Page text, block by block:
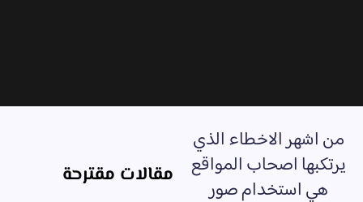
من اشهر الاخطاء الذي
يرتكبها اصحاب المواقع
هي استخدام صور
مقالات مقترحة